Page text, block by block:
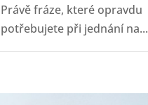
Právě fráze, které opravdu
potřebujete při jednání na...